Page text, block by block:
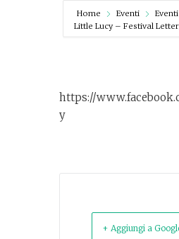
Home Eventi
Little Lucy – Festival
https://
y
+ Aggiungi a